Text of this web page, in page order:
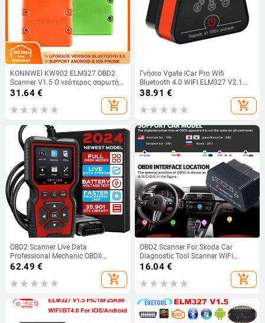
KONNWEI KW902 ELM327 OBD2
Scanner V1.5 Ο νεότερος σαρωτής
Bluetooth 5.0 OBD2 για τηλέφωνο
Android IOS Εργαλείο διάγνωσης
OBDII
31.64€
add_shopping_cart
Γνήσιο Vgate ICar Pro Wifi
Bluetooth 4.0 WIFI ELM327 V2.1
OBD2 Scanner ICar Pro για
Android/IOS OBD2 Auto Diagnostic
Car
38.91 €
add_shopping_cart
OBD2 Scanner Live Data
Professional Mechanic OBDII
Diagnostic Code Reader for Check
62.49 €
add_shopping_cart
OBD2 Scanner For Skoda Car
Diagnostic Tool Scanner WIFI
Scanner ELM327 For Skoda Superb
Octavia Karoq Kodiaq Fabia Citigo
Yeti
16.04€
add_shopping_cart